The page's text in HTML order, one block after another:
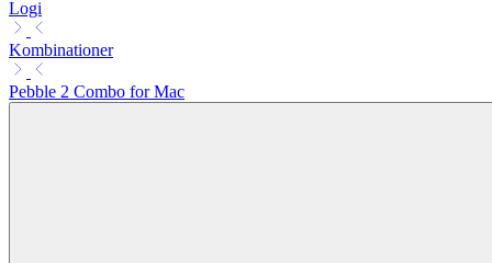
Logi
Kombinationer
Pebble 2 Combo for Mac